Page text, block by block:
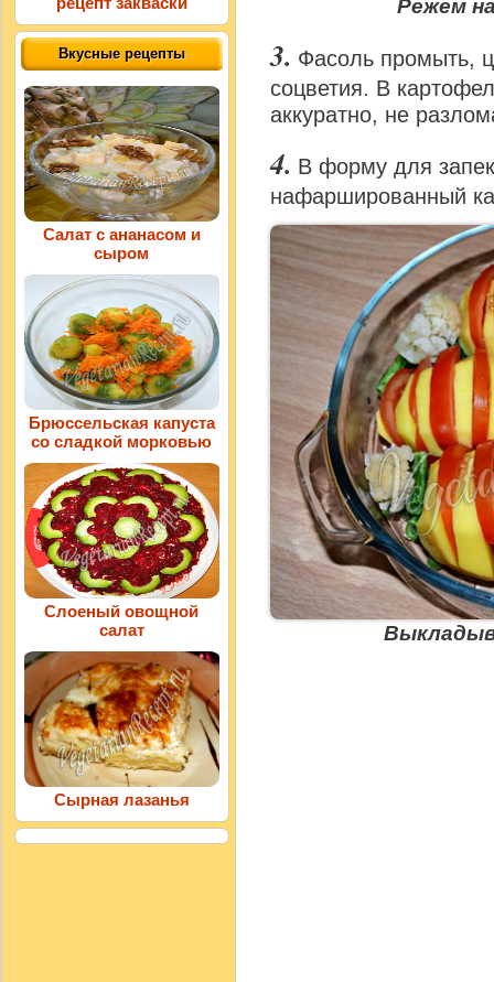
Режем
Фасоль промыть,
соцветия. В
аккуратно, не
В форму для
нафаршированный
Вкусные рецепты
Салат с ананасом и
сыром
Брюссельская капуста
со сладкой морковью
Слоеный овощной
салат
Сырная лазанья